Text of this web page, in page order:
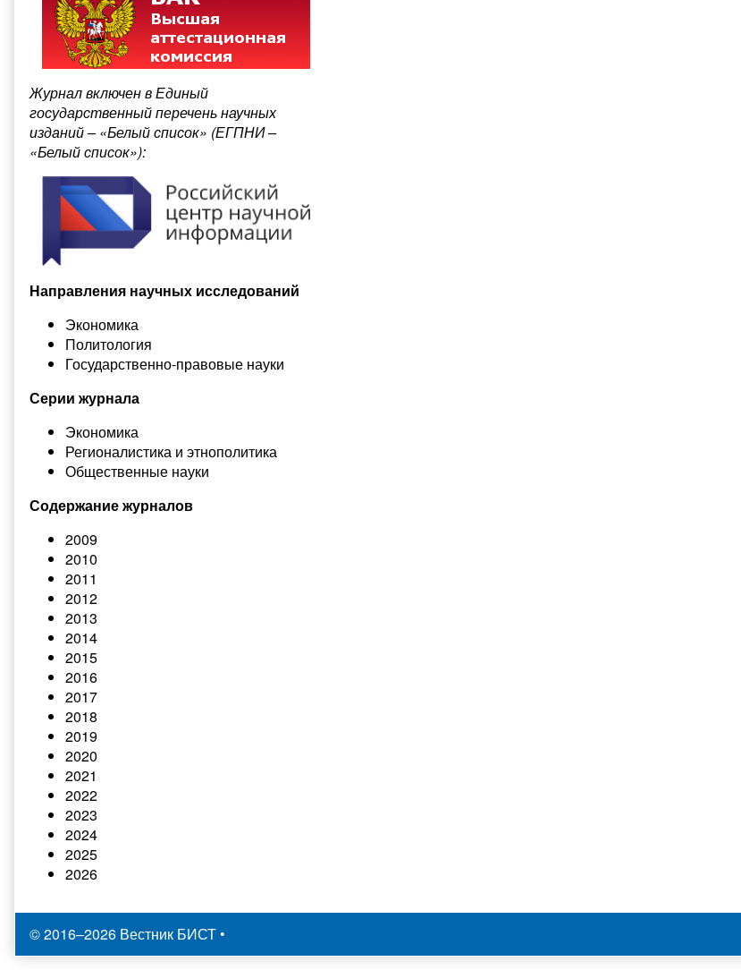
Журнал включен в Единый
государственный перечень научных
изданий – «Белый список» (ЕГПНИ –
«Белый список»):
Направления научных исследований
Экономика
Политология
Государственно-правовые науки
Серии журнала
Экономика
Регионалистика и этнополитика
Общественные науки
Содержание журналов
2009
2010
2011
2012
2013
2014
2015
2016
2017
2018
2019
2020
2021
2022
2023
2024
2025
2026
© 2016–2026 Вестник БИСТ•